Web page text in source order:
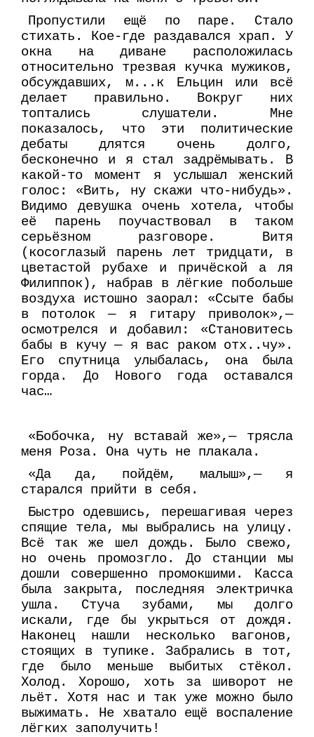
Пропустили ещё по паре. Стало
стихать. Кое-где раздавался храп. У
окна на диване расположилась
относительно трезвая кучка мужиков,
обсуждавших, м...к Ельцин или всё
делает правильно. Вокруг них
топтались слушатели. Мне
показалось, что эти политические
дебаты длятся очень долго,
бесконечно и я стал задрёмывать. В
какой-то момент я услышал женский
голос: «Вить, ну скажи что-нибудь».
Видимо девушка очень хотела, чтобы
её парень поучаствовал в таком
серьёзном разговоре. Витя
(косоглазый парень лет тридцати, в
цветастой рубахе и причёской а ля
Филиппок), набрав в лёгкие побольше
воздуха истошно заорал: «Ссыте бабы
в потолок — я гитару приволок»,—
осмотрелся и добавил: «Становитесь
бабы в кучу — я вас раком отх..чу».
Его спутница улыбалась, она была
горда. До Нового года оставался
час…
«Бобочка, ну вставай же»,— трясла
меня Роза. Она чуть не плакала.
«Да да, пойдём, малыш»,— я
старался прийти в себя.
Быстро одевшись, перешагивая через
спящие тела, мы выбрались на улицу.
Всё так же шел дождь. Было свежо,
но очень промозгло. До станции мы
дошли совершенно промокшими. Касса
была закрыта, последняя электричка
ушла. Стуча зубами, мы долго
искали, где бы укрыться от дождя.
Наконец нашли несколько вагонов,
стоящих в тупике. Забрались в тот,
где было меньше выбитых стёкол.
Холод. Хорошо, хоть за шиворот не
льёт. Хотя нас и так уже можно было
выжимать. Не хватало ещё воспаление
лёгких заполучить!